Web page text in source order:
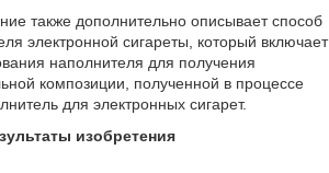
также дополнительно описывает способ
электронной сигареты, который включает
наполнителя для получения
композиции, полученной в процессе
для электронных сигарет.
изобретения